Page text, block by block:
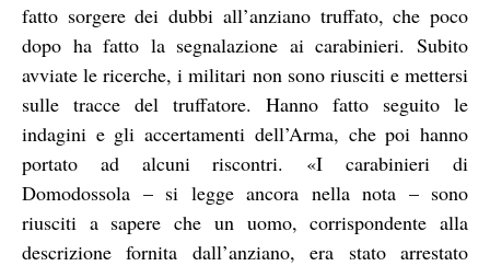
fatto sorgere dei dubbi all’anziano truffato, che poco
dopo ha fatto la segnalazione ai carabinieri. Subito
avviate le ricerche, i militari non sono riusciti e mettersi
sulle tracce del truffatore. Hanno fatto seguito le
indagini e gli accertamenti dell’Arma, che poi hanno
portato ad alcuni riscontri. «I carabinieri di
Domodossola – si legge ancora nella nota – sono
riusciti a sapere che un uomo, corrispondente alla
descrizione fornita dall’anziano, era stato arrestato